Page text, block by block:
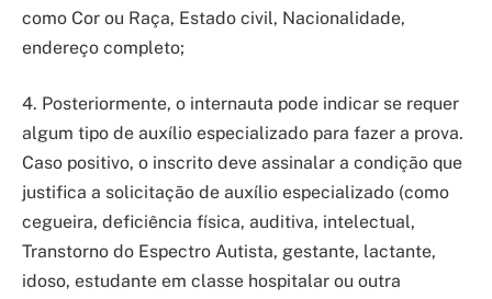
como Cor ou Raça, Estado civil, Nacionalidade,
endereço completo;
4. Posteriormente, o internauta pode indicar se requer
algum tipo de auxílio especializado para fazer a prova.
Caso positivo, o inscrito deve assinalar a condição que
justifica a solicitação de auxílio especializado (como
cegueira, deficiência física, auditiva, intelectual,
Transtorno do Espectro Autista, gestante, lactante,
idoso, estudante em classe hospitalar ou outra